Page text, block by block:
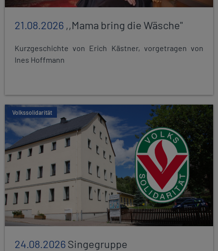
21.08.2026 ,,Mama bring die Wäsche"
Kurzgeschichte von Erich Kästner, vorgetragen von
Ines Hoffmann
Volkssolidarität
24.08.2026Singegruppe